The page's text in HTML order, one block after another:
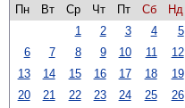
Пн
Вт Ср Чт Пт Сб
Нд
1
2 3 4
5
6
7 8 9 10 11
12
13
14 15 16 17 18
19
20
21 22 23 24 25
26